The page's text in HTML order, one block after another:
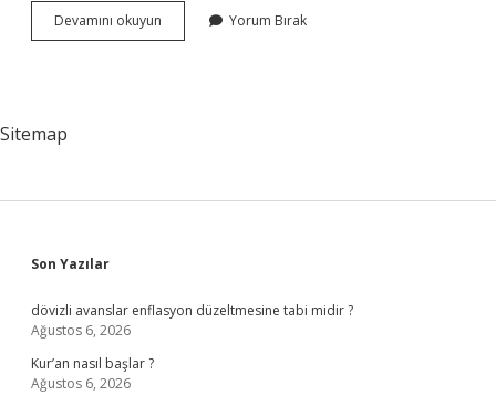
Devamını okuyun Takdirlerinize
Arz
Yorum Bırak
Sitemap
Sidebar
Son Yazılar
dövizli avanslar enflasyon düzeltmesine tabi midir ?
Ağustos 6, 2026
Kur’an nasıl başlar ?
Ağustos 6, 2026